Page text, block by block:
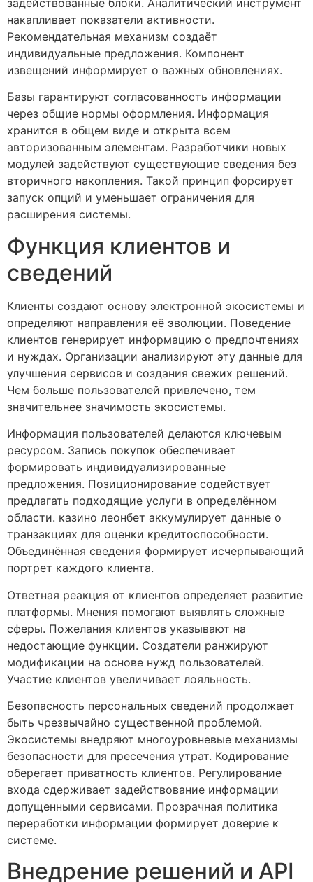
задействованные блоки. Аналитический инструмент
накапливает показатели активности.
Рекомендательная механизм создаёт
индивидуальные предложения. Компонент
извещений информирует о важных обновлениях.
Базы гарантируют согласованность информации
через общие нормы оформления. Информация
хранится в общем виде и открыта всем
авторизованным элементам. Разработчики новых
модулей задействуют существующие сведения без
вторичного накопления. Такой принцип форсирует
запуск опций и уменьшает ограничения для
расширения системы.
Функция клиентов и
сведений
Клиенты создают основу электронной экосистемы и
определяют направления её эволюции. Поведение
клиентов генерирует информацию о предпочтениях
и нуждах. Организации анализируют эту данные для
улучшения сервисов и создания свежих решений.
Чем больше пользователей привлечено, тем
значительнее значимость экосистемы.
Информация пользователей делаются ключевым
ресурсом. Запись покупок обеспечивает
формировать индивидуализированные
предложения. Позиционирование содействует
предлагать подходящие услуги в определённом
области. казино леонбет аккумулирует данные о
транзакциях для оценки кредитоспособности.
Объединённая сведения формирует исчерпывающий
портрет каждого клиента.
Ответная реакция от клиентов определяет развитие
платформы. Мнения помогают выявлять сложные
сферы. Пожелания клиентов указывают на
недостающие функции. Создатели ранжируют
модификации на основе нужд пользователей.
Участие клиентов увеличивает лояльность.
Безопасность персональных сведений продолжает
быть чрезвычайно существенной проблемой.
Экосистемы внедряют многоуровневые механизмы
безопасности для пресечения утрат. Кодирование
оберегает приватность клиентов. Регулирование
входа сдерживает задействование информации
допущенными сервисами. Прозрачная политика
переработки информации формирует доверие к
системе.
Внедрение решений и API